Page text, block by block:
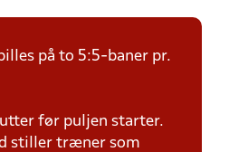
på to 5:5-baner pr.
før puljen starter.
stiller træner som